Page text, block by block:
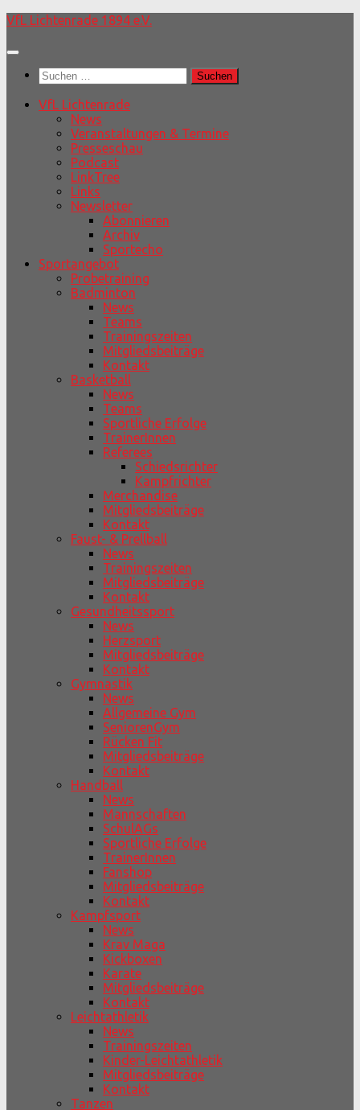
Unter
Inhalt
VfL Lichtenrade 1894 e.V.
Suchen
nach:
VfL Lichtenrade
News
Veranstaltungen & Termine
Presseschau
Podcast
LinkTree
Links
Newsletter
Abonnieren
Archiv
Sportecho
Sportangebot
Probetraining
Badminton
News
Teams
Trainingszeiten
Mitgliedsbeiträge
Kontakt
Basketball
News
Teams
Sportliche Erfolge
TrainerInnen
Referees
Schiedsrichter
Kampfrichter
Merchandise
Mitgliedsbeiträge
Kontakt
Faust- & Prellball
News
Trainingszeiten
Mitgliedsbeiträge
Kontakt
Gesundheitssport
News
Herzsport
Mitgliedsbeiträge
Kontakt
Gymnastik
News
Allgemeine Gym
SeniorenGym
Rücken Fit
Mitgliedsbeiträge
Kontakt
Handball
News
Mannschaften
SchulAGs
Sportliche Erfolge
TrainerInnen
Fanshop
Mitgliedsbeiträge
Kontakt
Kampfsport
News
Krav Maga
Kickboxen
Karate
Mitgliedsbeiträge
Kontakt
Leichtathletik
News
Trainingszeiten
Kinder-Leichtathletik
Mitgliedsbeiträge
Kontakt
Tanzen